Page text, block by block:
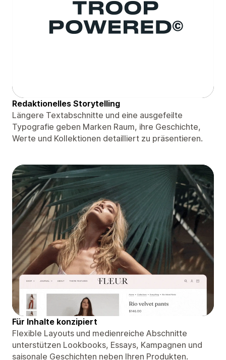
Redaktionelles Storytelling
Längere Textabschnitte und eine ausgefeilte
Typografie geben Marken Raum, ihre Geschichte,
Werte und Kollektionen detailliert zu präsentieren.
Für Inhalte konzipiert
Flexible Layouts und medienreiche Abschnitte
unterstützen Lookbooks, Essays, Kampagnen und
saisonale Geschichten neben Ihren Produkten.